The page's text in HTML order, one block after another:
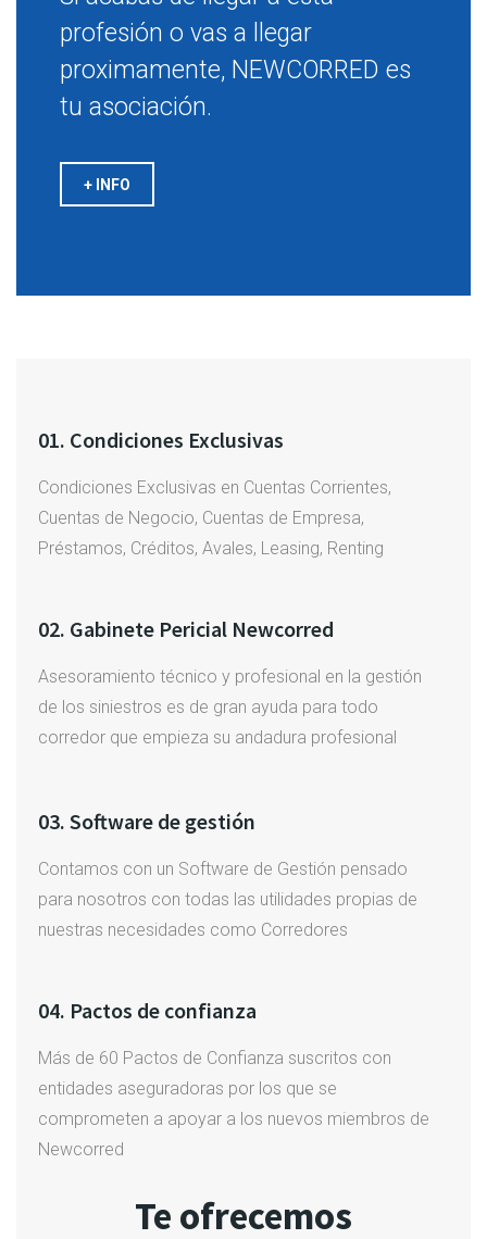
profesión o vas a llegar
proximamente, NEWCORRED es
tu asociación.
+ INFO
01. Condiciones Exclusivas
Condiciones Exclusivas en Cuentas Corrientes,
Cuentas de Negocio, Cuentas de Empresa,
Préstamos, Créditos, Avales, Leasing, Renting
02. Gabinete Pericial Newcorred
Asesoramiento técnico y profesional en la gestión
de los siniestros es de gran ayuda para todo
corredor que empieza su andadura profesional
03. Software de gestión
Contamos con un Software de Gestión pensado
para nosotros con todas las utilidades propias de
nuestras necesidades como Corredores
04. Pactos de confianza
Más de 60 Pactos de Confianza suscritos con
entidades aseguradoras por los que se
comprometen a apoyar a los nuevos miembros de
Newcorred
Te ofrecemos